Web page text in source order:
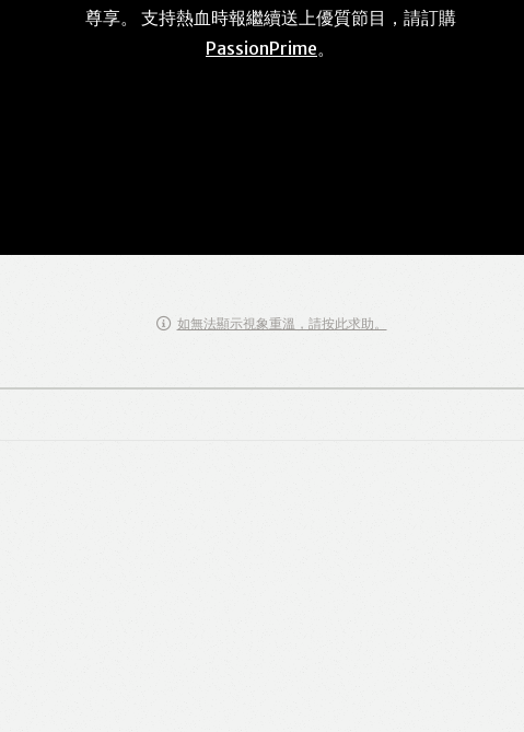
尊享。 支持熱血時報繼續送上優質節目，請訂購
PassionPrime。
如無法顯示視象重溫，請按此求助。